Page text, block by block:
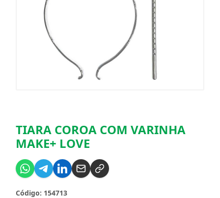
TIARA COROA COM VARINHA
MAKE+ LOVE
Código: 154713